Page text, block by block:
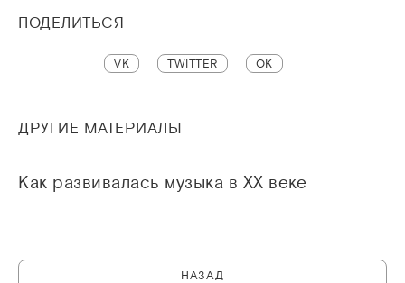
ПОДЕЛИТЬСЯ
VK TWITTER OK
ДРУГИЕ МАТЕРИАЛЫ
Как развивалась музыка в XX веке
НАЗАД